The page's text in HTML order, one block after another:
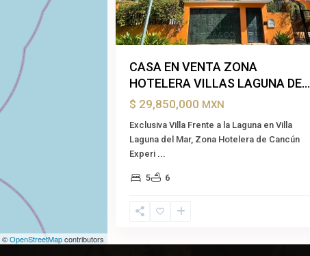
©OpenStreetMapcontributors
CASA EN VENTA ZONA
HOTELERA VILLAS LAGUNA DE...
$ 29,850,000 MXN
Exclusiva Villa Frente a la Laguna en Villa
Laguna del Mar, Zona Hotelera de Cancún
Experi ...
5 6